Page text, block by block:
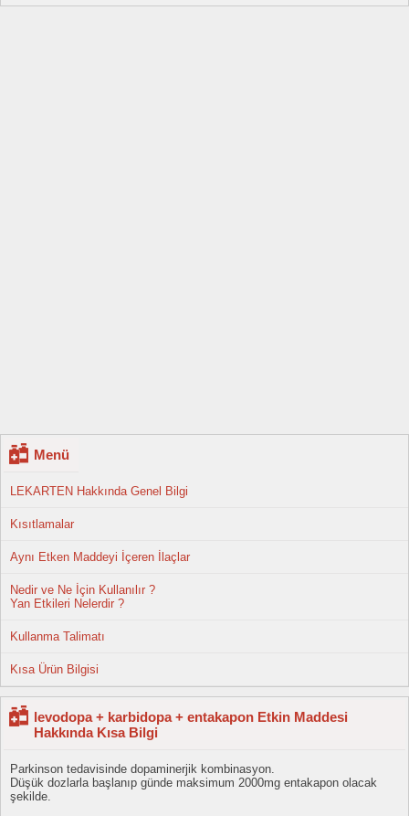
Menü
LEKARTEN Hakkında Genel Bilgi
Kısıtlamalar
Aynı Etken Maddeyi İçeren İlaçlar
Nedir ve Ne İçin Kullanılır ?
Yan Etkileri Nelerdir ?
Kullanma Talimatı
Kısa Ürün Bilgisi
levodopa + karbidopa + entakapon Etkin Maddesi
Hakkında Kısa Bilgi
Parkinson tedavisinde dopaminerjik kombinasyon.
Düşük dozlarla başlanıp günde maksimum 2000mg entakapon olacak
şekilde.